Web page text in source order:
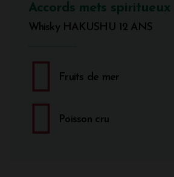
Accords mets
Whisky HAKUSHU 12 ANS
Fruits de mer
Poisson cru